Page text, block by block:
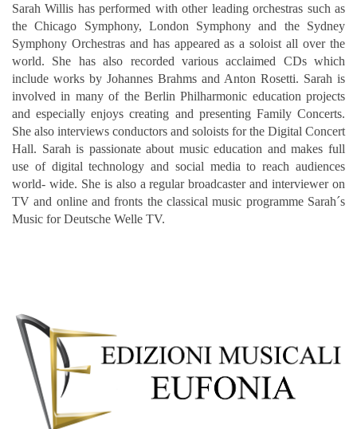
Sarah Willis has performed with other leading orchestras such as
the Chicago Symphony, London Symphony and the Sydney
Symphony Orchestras and has appeared as a soloist all over the
world. She has also recorded various acclaimed CDs which
include works by Johannes Brahms and Anton Rosetti. Sarah is
involved in many of the Berlin Philharmonic education projects
and especially enjoys creating and presenting Family Concerts.
She also interviews conductors and soloists for the Digital Concert
Hall. Sarah is passionate about music education and makes full
use of digital technology and social media to reach audiences
world- wide. She is also a regular broadcaster and interviewer on
TV and online and fronts the classical music programme Sarah´s
Music for Deutsche Welle TV.